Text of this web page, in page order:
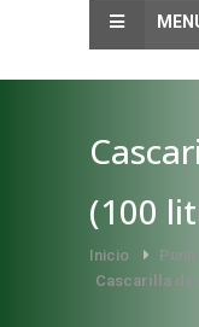
(100
Inicio
Cascarilla